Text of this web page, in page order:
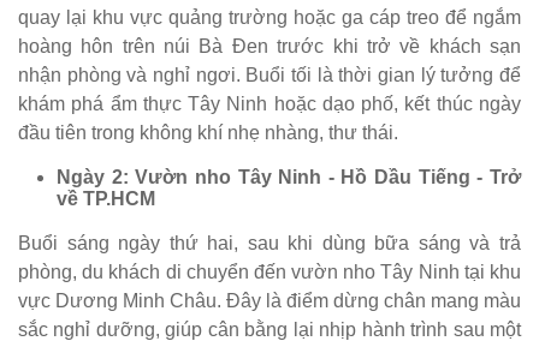
quay lại khu vực quảng trường hoặc ga cáp treo để ngắm
hoàng hôn trên núi Bà Đen trước khi trở về khách sạn
nhận phòng và nghỉ ngơi. Buổi tối là thời gian lý tưởng để
khám phá ẩm thực Tây Ninh hoặc dạo phố, kết thúc ngày
đầu tiên trong không khí nhẹ nhàng, thư thái.
Ngày 2: Vườn nho Tây Ninh - Hồ Dầu Tiếng - Trở
về TP.HCM
Buổi sáng ngày thứ hai, sau khi dùng bữa sáng và trả
phòng, du khách di chuyển đến vườn nho Tây Ninh tại khu
vực Dương Minh Châu. Đây là điểm dừng chân mang màu
sắc nghỉ dưỡng, giúp cân bằng lại nhịp hành trình sau một